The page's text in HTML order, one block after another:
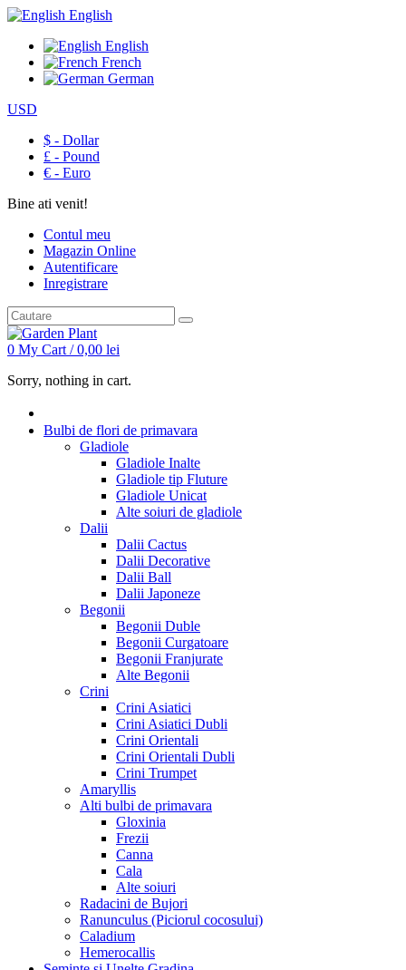
English
English
French
German
USD
$ - Dollar
£ - Pound
€ - Euro
Bine ati venit!
Contul meu
Magazin Online
Autentificare
Inregistrare
0 My Cart /0,00 lei
Sorry, nothing in cart.
Bulbi de flori de primavara
Gladiole
Gladiole Inalte
Gladiole tip Fluture
Gladiole Unicat
Alte soiuri de gladiole
Dalii
Dalii Cactus
Dalii Decorative
Dalii Ball
Dalii Japoneze
Begonii
Begonii Duble
Begonii Curgatoare
Begonii Franjurate
Alte Begonii
Crini
Crini Asiatici
Crini Asiatici Dubli
Crini Orientali
Crini Orientali Dubli
Crini Trumpet
Amaryllis
Alti bulbi de primavara
Gloxinia
Frezii
Canna
Cala
Alte soiuri
Radacini de Bujori
Ranunculus (Piciorul cocosului)
Caladium
Hemerocallis